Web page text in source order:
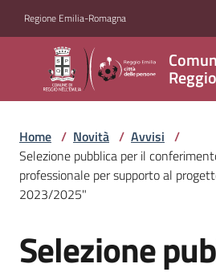
Regione Emilia-Romagna
Comune
di
Reggio
Emilia
Amministrazione
Servizi
Home / Novità / Avvisi /
Selezione pubblica per il
professionale per supporto al
2023/2025"
Salta al contenuto
Selezione